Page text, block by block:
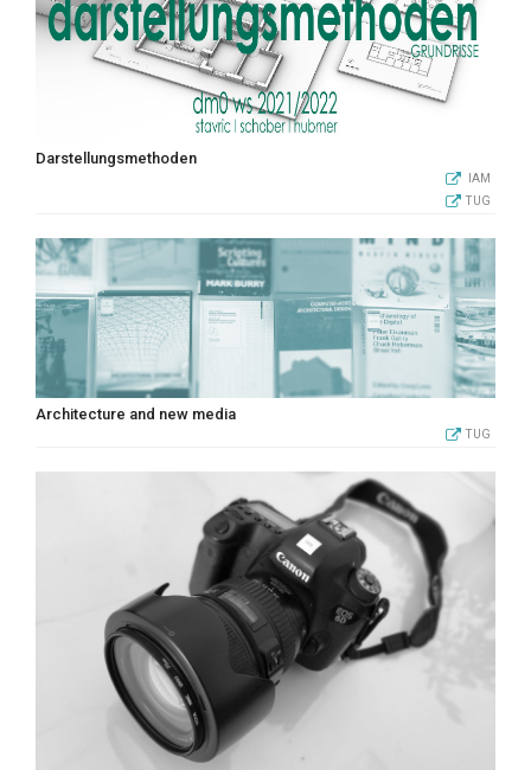
Darstellungsmethoden
IAM
TUG
Architecture and new media
TUG